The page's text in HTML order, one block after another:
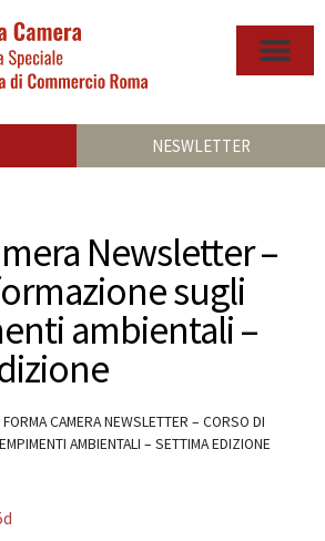
NESWLETTER
Newsletter –
sugli
ambientali –
FORMA CAMERA NEWSLETTER – CORSO DI
AMBIENTALI – SETTIMA EDIZIONE